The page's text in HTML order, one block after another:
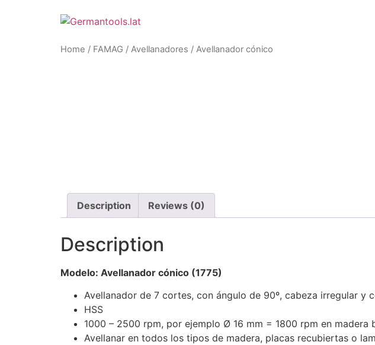
Home / FAMAG / Avellanadores / Avellanador cónico
Description Reviews (0)
Description
Modelo: Avellanador cónico (1775)
Avellanador de 7 cortes, con ángulo de 90º, cabeza irregular
HSS
1000 – 2500 rpm, por ejemplo Ø 16 mm = 1800 rpm en madera
Avellanar en todos los tipos de madera, placas recubiertas o